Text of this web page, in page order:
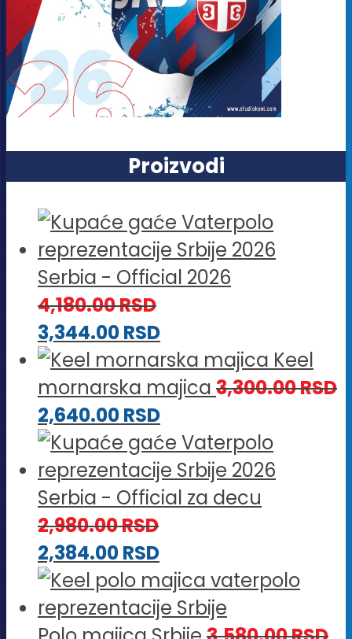
Proizvodi
Serbia - Official 2026
4,180.00RSD
3,344.00RSD
Keel
mornarska majica 3,300.00RSD
2,640.00RSD
Serbia - Official za decu
2,980.00RSD
2,384.00RSD